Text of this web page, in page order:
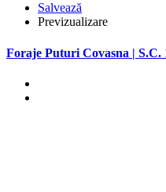
Salvează
Previzualizare
Foraje Puturi Covasna |